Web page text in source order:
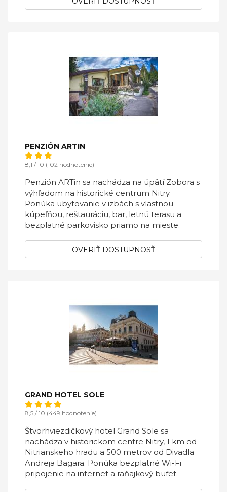
PENZIÓN ARTIN
8,1 / 10 (102 hodnotenie)
Penzión ARTin sa nachádza na úpätí Zobora s
výhľadom na historické centrum Nitry.
Ponúka ubytovanie v izbách s vlastnou
kúpeľňou, reštauráciu, bar, letnú terasu a
bezplatné parkovisko priamo na mieste.
OVERIŤ DOSTUPNOSŤ
GRAND HOTEL SOLE
8,5 / 10 (449 hodnotenie)
Štvorhviezdičkový hotel Grand Sole sa
nachádza v historickom centre Nitry, 1 km od
Nitrianskeho hradu a 500 metrov od Divadla
Andreja Bagara. Ponúka bezplatné Wi-Fi
pripojenie na internet a raňajkový bufet.